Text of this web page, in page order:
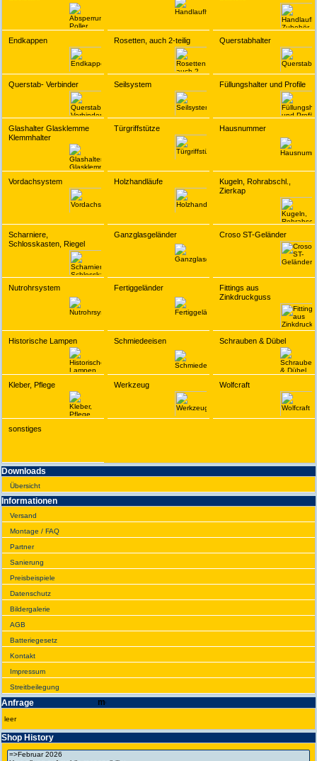
Endkappen Rosetten, auch 2-teilig Querstabhalter
Querstab- Verbinder Seilsystem Füllungshalter und Profile
Glashalter Glasklemme
Klemmhalter
Türgriffstütze Hausnummer
Vordachsystem Holzhandläufe
Kugeln, Rohrabschl.,
Zierkap
Scharniere,
Schlosskasten, Riegel
Ganzglasgeländer Croso ST-Geländer
Nutrohrsystem Fertiggeländer
Fittings aus
Zinkdruckguss
Historische Lampen Schmiedeeisen Schrauben & Dübel
Kleber, Pflege Werkzeug Wolfcraft
sonstiges
Downloads
Übersicht
Infor­ma­tionen
Versand
Montage / FAQ
Partner
Sanie­rung
Preis­beispiele
Daten­schutz
Bilder­galerie
AGB
Batte­rie­gesetz
Kontakt
Impres­sum
Streit­bei­legung
Anfrage
leer
Shop History